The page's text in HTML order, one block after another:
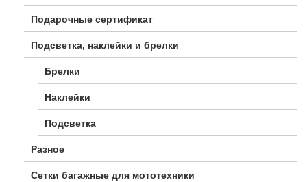
Подарочные сертификат
Подсветка, наклейки и брелки
Брелки
Наклейки
Подсветка
Разное
Сетки багажные для мототехники